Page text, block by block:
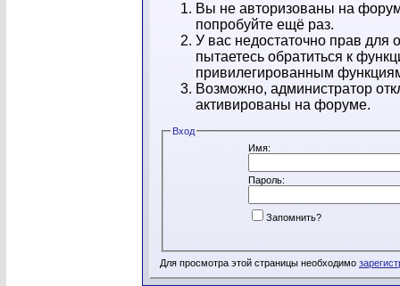
Вы не авторизованы на
попробуйте ещё раз.
У вас недостаточно прав
пытаетесь обратиться к
привилегированным
Возможно, администратор
активированы на форуме.
Вход
Имя:
Пароль:
Запомнить?
Для просмотра этой страницы необходимо